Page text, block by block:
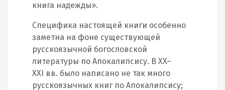
книга надежды».
Специфика настоящей книги особенно
заметна на фоне существующей
русскоязычной богословской
литературы по Апокалипсису. В XX–
XXI вв. было написано не так много
русскоязычных книг по Апокалипсису;